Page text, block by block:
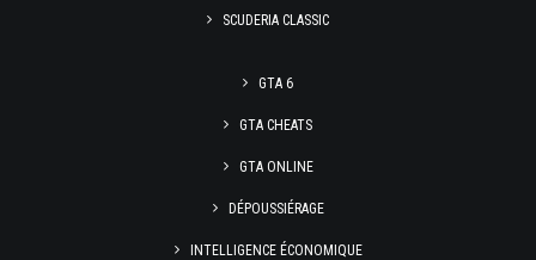
SCUDERIA CLASSIC
GTA 6
GTA CHEATS
GTA ONLINE
DÉPOUSSIÉRAGE
INTELLIGENCE ÉCONOMIQUE